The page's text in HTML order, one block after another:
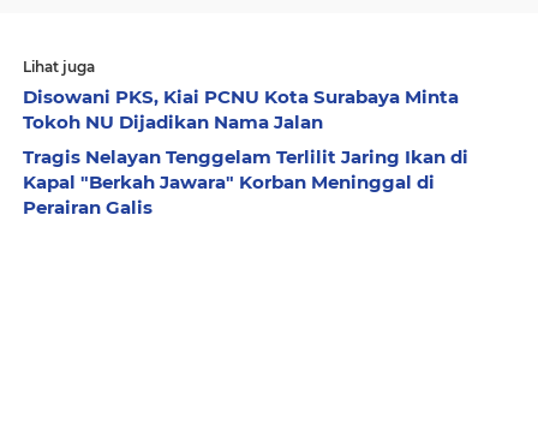
Lihat juga
Disowani PKS, Kiai PCNU Kota Surabaya Minta
Tokoh NU Dijadikan Nama Jalan
Tragis Nelayan Tenggelam Terlilit Jaring Ikan di
Kapal "Berkah Jawara" Korban Meninggal di
Perairan Galis